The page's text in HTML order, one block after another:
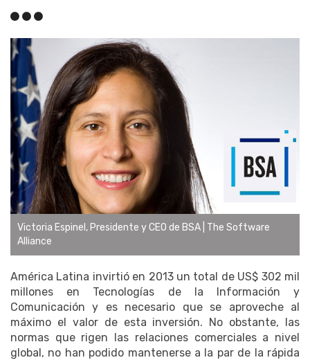
Victoria Espinel, Presidente y CEO de BSA | The Software
Alliance
América Latina invirtió en 2013 un total de US$ 302 mil
millones en Tecnologías de la Información y
Comunicación y es necesario que se aproveche al
máximo el valor de esta inversión. No obstante, las
normas que rigen las relaciones comerciales a nivel
global, no han podido mantenerse a la par de la rápida